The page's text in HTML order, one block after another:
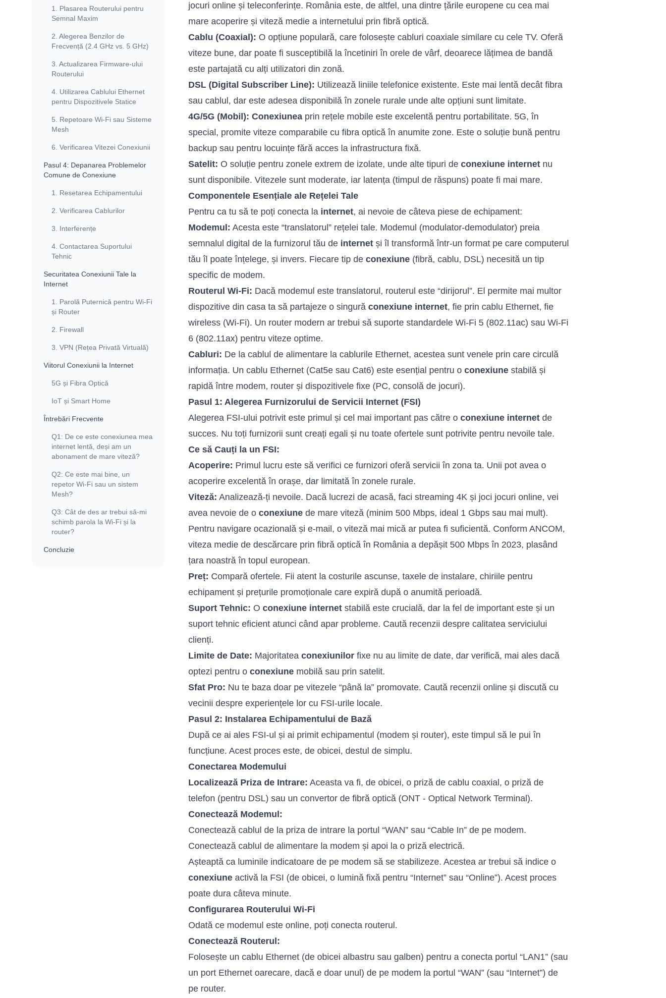
1. Plasarea Routerului pentru
Semnal Maxim
2. Alegerea Benzilor de
Frecvență (2.4 GHz vs. 5 GHz)
3. Actualizarea Firmware-ului
Routerului
4. Utilizarea Cablului Ethernet
pentru Dispozitivele Statice
5. Repetoare Wi-Fi sau Sisteme
Mesh
6. Verificarea Vitezei Conexiunii
Pasul 4: Depanarea Problemelor
Comune de Conexiune
1. Resetarea Echipamentului
2. Verificarea Cablurilor
3. Interferențe
4. Contactarea Suportului
Tehnic
Securitatea Conexiunii Tale la
Internet
1. Parolă Puternică pentru Wi-Fi
și Router
2. Firewall
3. VPN (Rețea Privată Virtuală)
Viitorul Conexiunii la Internet
5G și Fibra Optică
IoT și Smart Home
Întrebări Frecvente
Q1: De ce este conexiunea mea
internet lentă, deși am un
abonament de mare viteză?
Q2: Ce este mai bine, un
repetor Wi-Fi sau un sistem
Mesh?
Q3: Cât de des ar trebui să-mi
schimb parola la Wi-Fi și la
router?
Concluzie
jocuri online și teleconferințe. România este, de altfel, una dintre țările europene cu cea mai
mare acoperire și viteză medie a internetului prin fibră optică.
Cablu (Coaxial): O opțiune populară, care folosește cabluri coaxiale similare cu cele TV. Oferă
viteze bune, dar poate fi susceptibilă la încetiniri în orele de vârf, deoarece lățimea de bandă
este partajată cu alți utilizatori din zonă.
DSL (Digital Subscriber Line): Utilizează liniile telefonice existente. Este mai lentă decât fibra
sau cablul, dar este adesea disponibilă în zonele rurale unde alte opțiuni sunt limitate.
4G/5G (Mobil): Conexiuneaprin rețele mobile este excelentă pentru portabilitate. 5G, în
special, promite viteze comparabile cu fibra optică în anumite zone. Este o soluție bună pentru
backup sau pentru locuințe fără acces la infrastructura fixă.
Satelit: O soluție pentru zonele extrem de izolate, unde alte tipuri de conexiune internetnu
sunt disponibile. Vitezele sunt moderate, iar latența (timpul de răspuns) poate fi mai mare.
Componentele Esențiale ale Rețelei Tale
Pentru ca tu să te poți conecta la internet, ai nevoie de câteva piese de echipament:
Modemul: Acesta este “translatorul” rețelei tale. Modemul (modulator-demodulator) preia
semnalul digital de la furnizorul tău de internetși îl transformă într-un format pe care computerul
tău îl poate înțelege, și invers. Fiecare tip de conexiune(fibră, cablu, DSL) necesită un tip
specific de modem.
Routerul Wi-Fi: Dacă modemul este translatorul, routerul este “dirijorul”. El permite mai multor
dispozitive din casa ta să partajeze o singură conexiune internet, fie prin cablu Ethernet, fie
wireless (Wi-Fi). Un router modern ar trebui să suporte standardele Wi-Fi 5 (802.11ac) sau Wi-Fi
6 (802.11ax) pentru viteze optime.
Cabluri: De la cablul de alimentare la cablurile Ethernet, acestea sunt venele prin care circulă
informația. Un cablu Ethernet (Cat5e sau Cat6) este esențial pentru o conexiunestabilă și
rapidă între modem, router și dispozitivele fixe (PC, consolă de jocuri).
Pasul 1: Alegerea Furnizorului de Servicii Internet (FSI)
Alegerea FSI-ului potrivit este primul și cel mai important pas către o conexiune internetde
succes. Nu toți furnizorii sunt creați egali și nu toate ofertele sunt potrivite pentru nevoile tale.
Ce să Cauți la un FSI:
Acoperire: Primul lucru este să verifici ce furnizori oferă servicii în zona ta. Unii pot avea o
acoperire excelentă în orașe, dar limitată în zonele rurale.
Viteză: Analizează-ți nevoile. Dacă lucrezi de acasă, faci streaming 4K și joci jocuri online, vei
avea nevoie de o conexiunede mare viteză (minim 500 Mbps, ideal 1 Gbps sau mai mult).
Pentru navigare ocazională și e-mail, o viteză mai mică ar putea fi suficientă. Conform ANCOM,
viteza medie de descărcare prin fibră optică în România a depășit 500 Mbps în 2023, plasând
țara noastră în topul european.
Preț: Compară ofertele. Fii atent la costurile ascunse, taxele de instalare, chiriile pentru
echipament și prețurile promoționale care expiră după o anumită perioadă.
Suport Tehnic: O conexiune internetstabilă este crucială, dar la fel de important este și un
suport tehnic eficient atunci când apar probleme. Caută recenzii despre calitatea serviciului
clienți.
Limite de Date: Majoritatea conexiunilorfixe nu au limite de date, dar verifică, mai ales dacă
optezi pentru o conexiunemobilă sau prin satelit.
Sfat Pro: Nu te baza doar pe vitezele “până la” promovate. Caută recenzii online și discută cu
vecinii despre experiențele lor cu FSI-urile locale.
Pasul 2: Instalarea Echipamentului de Bază
După ce ai ales FSI-ul și ai primit echipamentul (modem și router), este timpul să le pui în
funcțiune. Acest proces este, de obicei, destul de simplu.
Conectarea Modemului
Localizează Priza de Intrare: Aceasta va fi, de obicei, o priză de cablu coaxial, o priză de
telefon (pentru DSL) sau un convertor de fibră optică (ONT - Optical Network Terminal).
Conectează Modemul:
Conectează cablul de la priza de intrare la portul “WAN” sau “Cable In” de pe modem.
Conectează cablul de alimentare la modem și apoi la o priză electrică.
Așteaptă ca luminile indicatoare de pe modem să se stabilizeze. Acestea ar trebui să indice o
conexiuneactivă la FSI (de obicei, o lumină fixă pentru “Internet” sau “Online”). Acest proces
poate dura câteva minute.
Configurarea Routerului Wi-Fi
Odată ce modemul este online, poți conecta routerul.
Conectează Routerul:
Folosește un cablu Ethernet (de obicei albastru sau galben) pentru a conecta portul “LAN1” (sau
un port Ethernet oarecare, dacă e doar unul) de pe modem la portul “WAN” (sau “Internet”) de
pe router.